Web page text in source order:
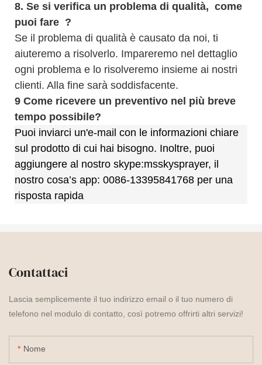
8. Se si verifica un problema di qualità, come
puoi fare ?
Se il problema di qualità è causato da noi, ti
aiuteremo a risolverlo. Impareremo nel dettaglio
ogni problema e lo risolveremo insieme ai nostri
clienti. Alla fine sarà soddisfacente.
9 Come ricevere un preventivo nel più breve
tempo possibile?
Puoi inviarci un'e-mail con le informazioni chiare
sul prodotto di cui hai bisogno. Inoltre, puoi
aggiungere al nostro skype:msskysprayer, il
nostro cosa’s app: 0086-13395841768 per una
risposta rapida
Contattaci
Lascia semplicemente il tuo indirizzo email o il tuo numero di
telefono nel modulo di contatto, così potremo offrirti altri servizi!
Nome